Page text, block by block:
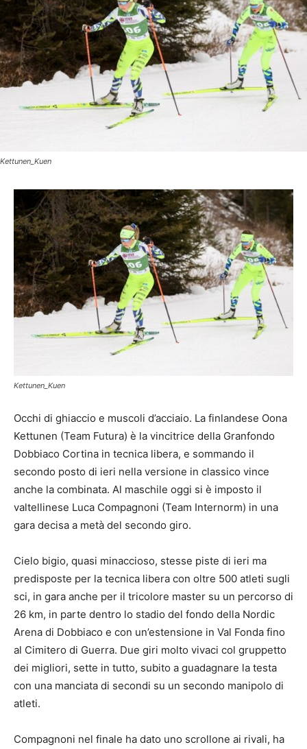
Kettunen_Kuen
Kettunen_Kuen
Occhi di ghiaccio e muscoli d’acciaio. La finlandese Oona
Kettunen (Team Futura) è la vincitrice della Granfondo
Dobbiaco Cortina in tecnica libera, e sommando il
secondo posto di ieri nella versione in classico vince
anche la combinata. Al maschile oggi si è imposto il
valtellinese Luca Compagnoni (Team Internorm) in una
gara decisa a metà del secondo giro.
Cielo bigio, quasi minaccioso, stesse piste di ieri ma
predisposte per la tecnica libera con oltre 500 atleti sugli
sci, in gara anche per il tricolore master su un percorso di
26 km, in parte dentro lo stadio del fondo della Nordic
Arena di Dobbiaco e con un’estensione in Val Fonda fino
al Cimitero di Guerra. Due giri molto vivaci col gruppetto
dei migliori, sette in tutto, subito a guadagnare la testa
con una manciata di secondi su un secondo manipolo di
atleti.
Compagnoni nel finale ha dato uno scrollone ai rivali, ha